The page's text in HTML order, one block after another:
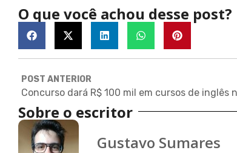
O que você achou desse post?
POST ANTERIOR
Sobre o escritor
Gustavo Sumares